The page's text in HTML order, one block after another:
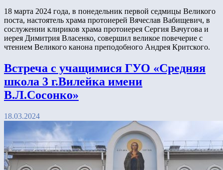
18 марта 2024 года, в понедельник первой седмицы Великого
поста, настоятель храма протоиерей Вячеслав Вабищевич, в
сослужении клириков храма протоиерея Сергия Вачугова и
иерея Димитрия Власенко, совершил великое повечерие с
чтением Великого канона преподобного Андрея Критского.
Встреча с учащимися ГУО «Средняя
школа 3 г.Вилейка имени
В.Л.Сосонко»
18.03.2024